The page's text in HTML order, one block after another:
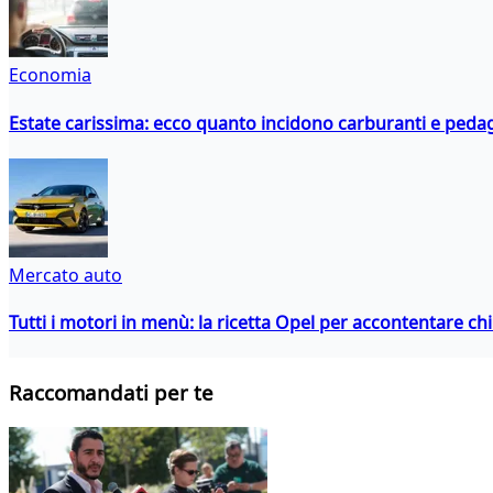
Economia
Estate carissima: ecco quanto incidono carburanti e
Mercato auto
Tutti i motori in menù: la ricetta Opel per accontentare
Raccomandati per te